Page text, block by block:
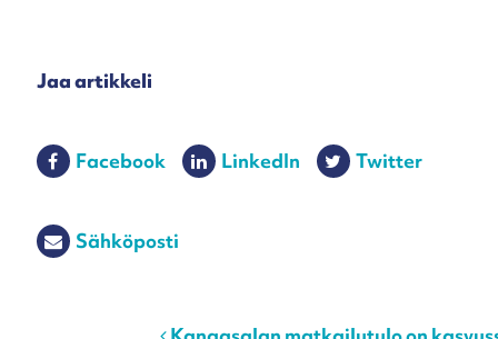
Jaa artikkeli
Facebook LinkedIn Twitter
Sähköposti